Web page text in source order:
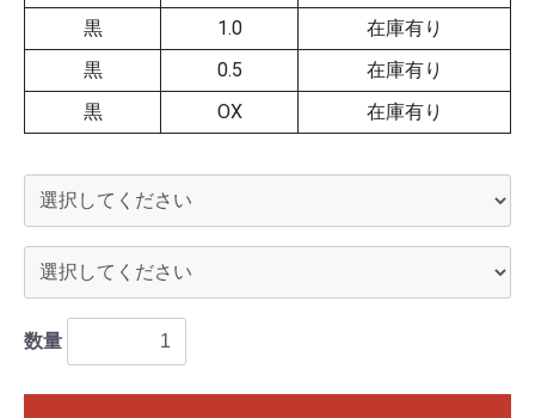
黒
1.0
在庫有り
黒
0.5
在庫有り
黒
OX 在庫有り
数量